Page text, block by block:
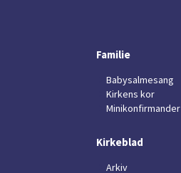
Familie
Babysalmesang
Kirkens kor
Minikonfirmander
Kirkeblad
Arkiv